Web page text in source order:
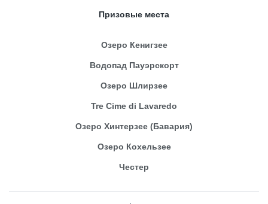
Призовые места
Озеро Кенигзее
Водопад Пауэрскорт
Озеро Шлирзее
Tre Cime di Lavaredo
Озеро Хинтерзее (Бавария)
Озеро Кохельзее
Честер